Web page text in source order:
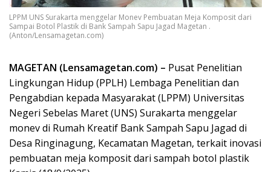
LPPM UNS Surakarta menggelar Monev Pembuatan Meja Komposit dari
Sampai Botol Plastik di Bank Sampah Sapu Jagad Magetan .
(Anton/Lensamagetan.com)
MAGETAN (Lensamagetan.com) – Pusat Penelitian
Lingkungan Hidup (PPLH) Lembaga Penelitian dan
Pengabdian kepada Masyarakat (LPPM) Universitas
Negeri Sebelas Maret (UNS) Surakarta menggelar
monev di Rumah Kreatif Bank Sampah Sapu Jagad di
Desa Ringinagung, Kecamatan Magetan, terkait inovasi
pembuatan meja komposit dari sampah botol plastik